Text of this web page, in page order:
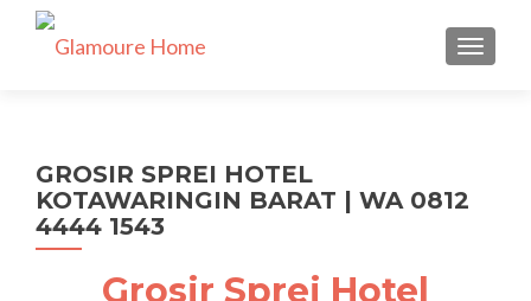
TUKAR
GROSIR SPREI HOTEL
KOTAWARINGIN BARAT | WA 0812
4444 1543
Grosir Sprei Hotel